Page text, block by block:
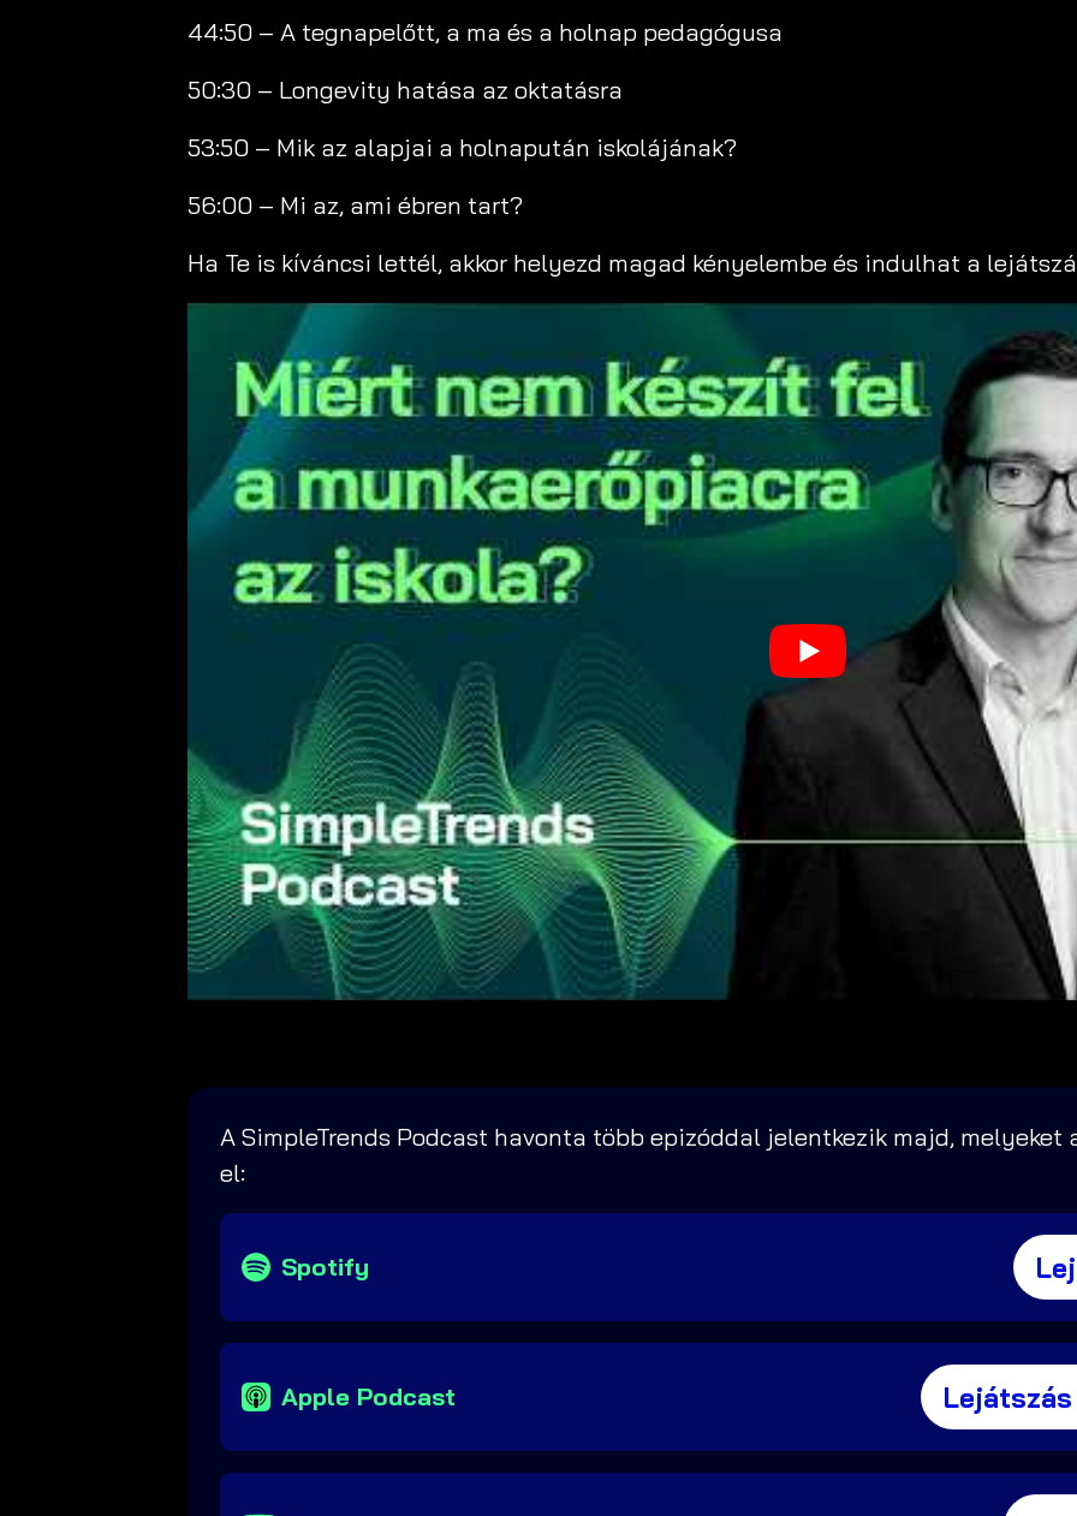
44:50 – A tegnapelőtt, a ma és a holnap pedagógusa
50:30 – Longevity hatása az oktatásra
53:50 – Mik az alapjai a holnapután iskolájának?
56:00 – Mi az, ami ébren tart?
Ha Te is kíváncsi lettél, akkor helyezd magad kényelembe és indulhat a
A SimpleTrends Podcast havonta több epizóddal jelentkezik majd,
el:
Spotify
Apple Podcast